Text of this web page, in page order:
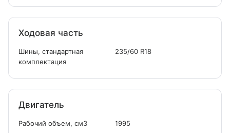
Ходовая часть
Шины, стандартная
комплектация
235/60 R18
Двигатель
Рабочий объем, см3
1995